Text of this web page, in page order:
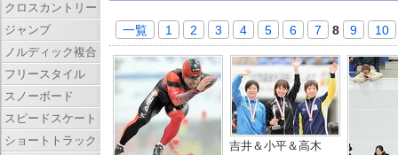
一覧 1 2 3 4 5 6 7 8 9 10
吉井＆小平＆高木
クロスカントリー
ジャンプ
ノルディック複合
フリースタイル
スノーボード
スピードスケート
ショートトラック